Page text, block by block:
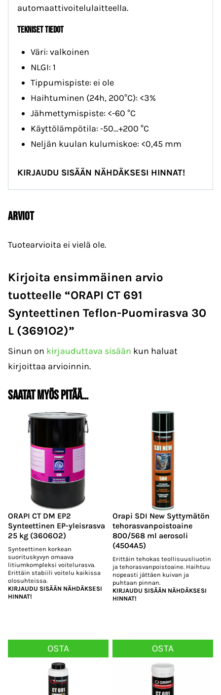
automaattivoitelulaitteella.
Tekniset tiedot
Väri: valkoinen
NLGI: 1
Tippumispiste: ei ole
Haihtuminen (24h, 200°C): <3%
Jähmettymispiste: <-60 °C
Käyttölämpötila: -50…+200 °C
Neljän kuulan kulumiskoe: <0,45 mm
KIRJAUDU SISÄÄN NÄHDÄKSESI HINNAT!
Arviot
Tuotearvioita ei vielä ole.
Kirjoita ensimmäinen arvio
tuotteelle “ORAPI CT 691
Synteettinen Teflon-Puomirasva 30
L (3691O2)”
Sinun on kirjauduttava sisään kun haluat
kirjoittaa arvioinnin.
Saatat myös pitää…
ORAPI CT DM EP2
Synteettinen EP-yleisrasva
25 kg (3606O2)
Synteettinen korkean
suorituskyvyn omaava
litiumkompleksi voitelurasva.
Erittäin stabiili voitelu kaikissa
olosuhteissa.
KIRJAUDU SISÄÄN NÄHDÄKSESI
HINNAT!
OSTA
Orapi SDI New Syttymätön
tehorasvanpoistoaine
800/568 ml aerosoli
(4504A5)
Erittäin tehokas teollisuusliuotin
ja tehorasvanpoistoaine. Haihtuu
nopeasti jättäen kuivan ja
puhtaan pinnan.
KIRJAUDU SISÄÄN NÄHDÄKSESI
HINNAT!
OSTA